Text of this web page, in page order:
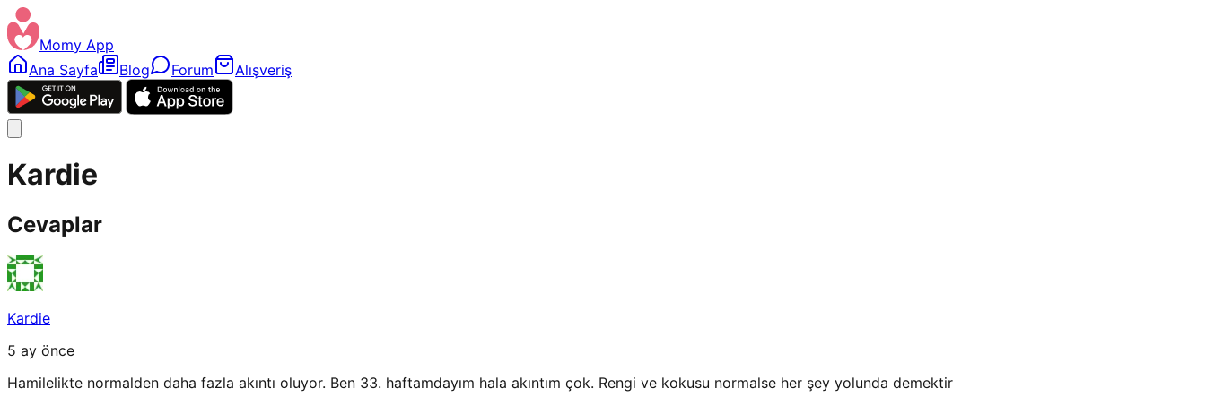
Momy App
Ana Sayfa
Blog Forum Alışveriş
Kardie
Cevaplar
Kardie
5 ay önce
Hamilelikte normalden daha fazla akıntı oluyor. Ben 33. haftamdayım hala akıntım çok. Rengi ve kokusu normalse her şey yolunda demektir